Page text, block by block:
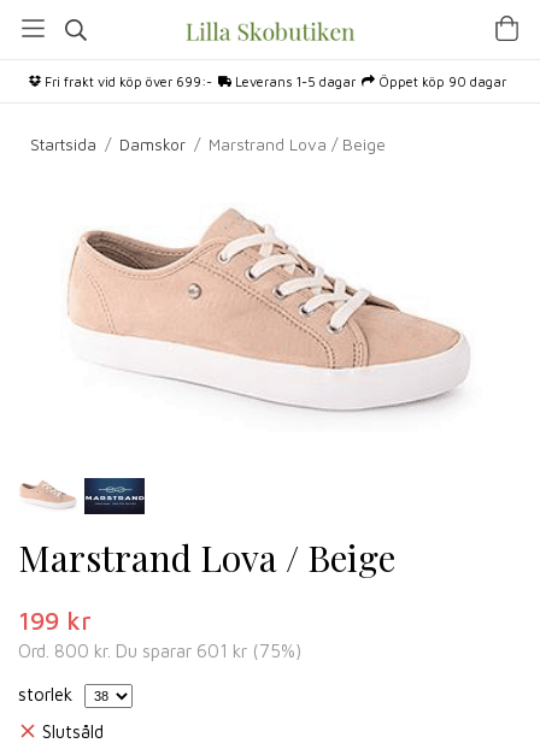
Fri frakt vid köp över 699:- Leverans 1-5 dagar Öppet köp 90 dagar
Startsida / Damskor / Marstrand Lova / Beige
Marstrand Lova / Beige
199 kr
Ord. 800 kr. Du sparar 601 kr (75%)
storlek
Slutsåld